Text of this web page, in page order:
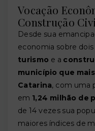
Vocação
Construção
Desde sua
economia sobre dois
turismo e a
município que
Catarina, com uma
em 1,24 milhão de
de 14 vezes sua
maiores índices de